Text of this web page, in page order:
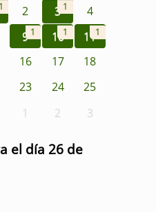
1 2 3 1
4
9 1 101 111
16 17
18
23 24
25
1 2 3
el día 26 de